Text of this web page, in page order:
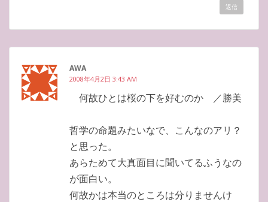
返信
AWA
2008年4月2日 3:43 AM
何故ひとは桜の下を好むのか ／勝美
哲学の命題みたいなで、こんなのアリ？
と思った。
あらためて大真面目に聞いてるふうなの
が面白い。
何故かは本当のところは分りませんけ